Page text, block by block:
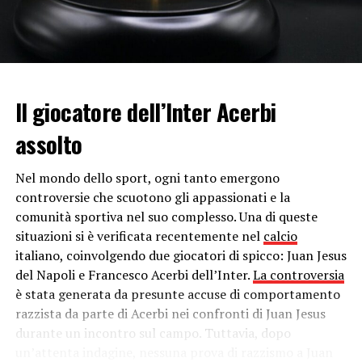
Gli ultimi episodi diStranger Thingssono stati diffusi
su Netflix nel luglio 2019. Da allora, a parte l’annuncio
Nuovo trailer
Ilteaserdi circa un minuto diffuso oggi daNetflix
riporta nellaboratoriodove è cresciutaUndici
e altri bambini sottoposti agliesperimenti del dottor
Brenner. Il breve filmato non fornisce molte
informazioni sulla trama, ma lancia alcuni indizi.
Nella scena mostrata dal teaser si vedono dei bambini
che giocano e le svariate aree dell’Hawkins National
Laboratory, ma anche una figura maschile – che sembra
Il giocatore dell’Inter Acerbi
assolto
Nel mondo dello sport, ogni tanto emergono
controversie che scuotono gli appassionati e la
comunità sportiva nel suo complesso. Una di queste
situazioni si è verificata recentemente nel calcio
italiano, coinvolgendo due giocatori di spicco: Juan Jesus
del Napoli e Francesco Acerbi dell’Inter.La controversia
è stata generata da presunte accuse di comportamento
razzista da parte di Acerbi nei confronti di Juan Jesus
durante un incontro sul campo. Tuttavia, dopo